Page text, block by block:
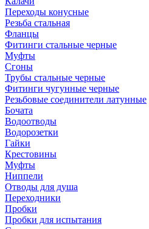
Переходы конусные
Резьба стальная
Фланцы
Фитинги стальные черные
Муфты
Сгоны
Трубы стальные черные
Фитинги чугунные черные
Резьбовые соединители латунные
Бочата
Водоотводы
Водорозетки
Гайки
Крестовины
Муфты
Ниппели
Отводы для душа
Переходники
Пробки
Пробки для испытания